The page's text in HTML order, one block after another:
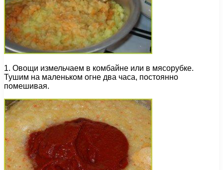
1. Овощи измельчаем в комбайне или в мясорубке.
Тушим на маленьком огне два часа, постоянно
помешивая.